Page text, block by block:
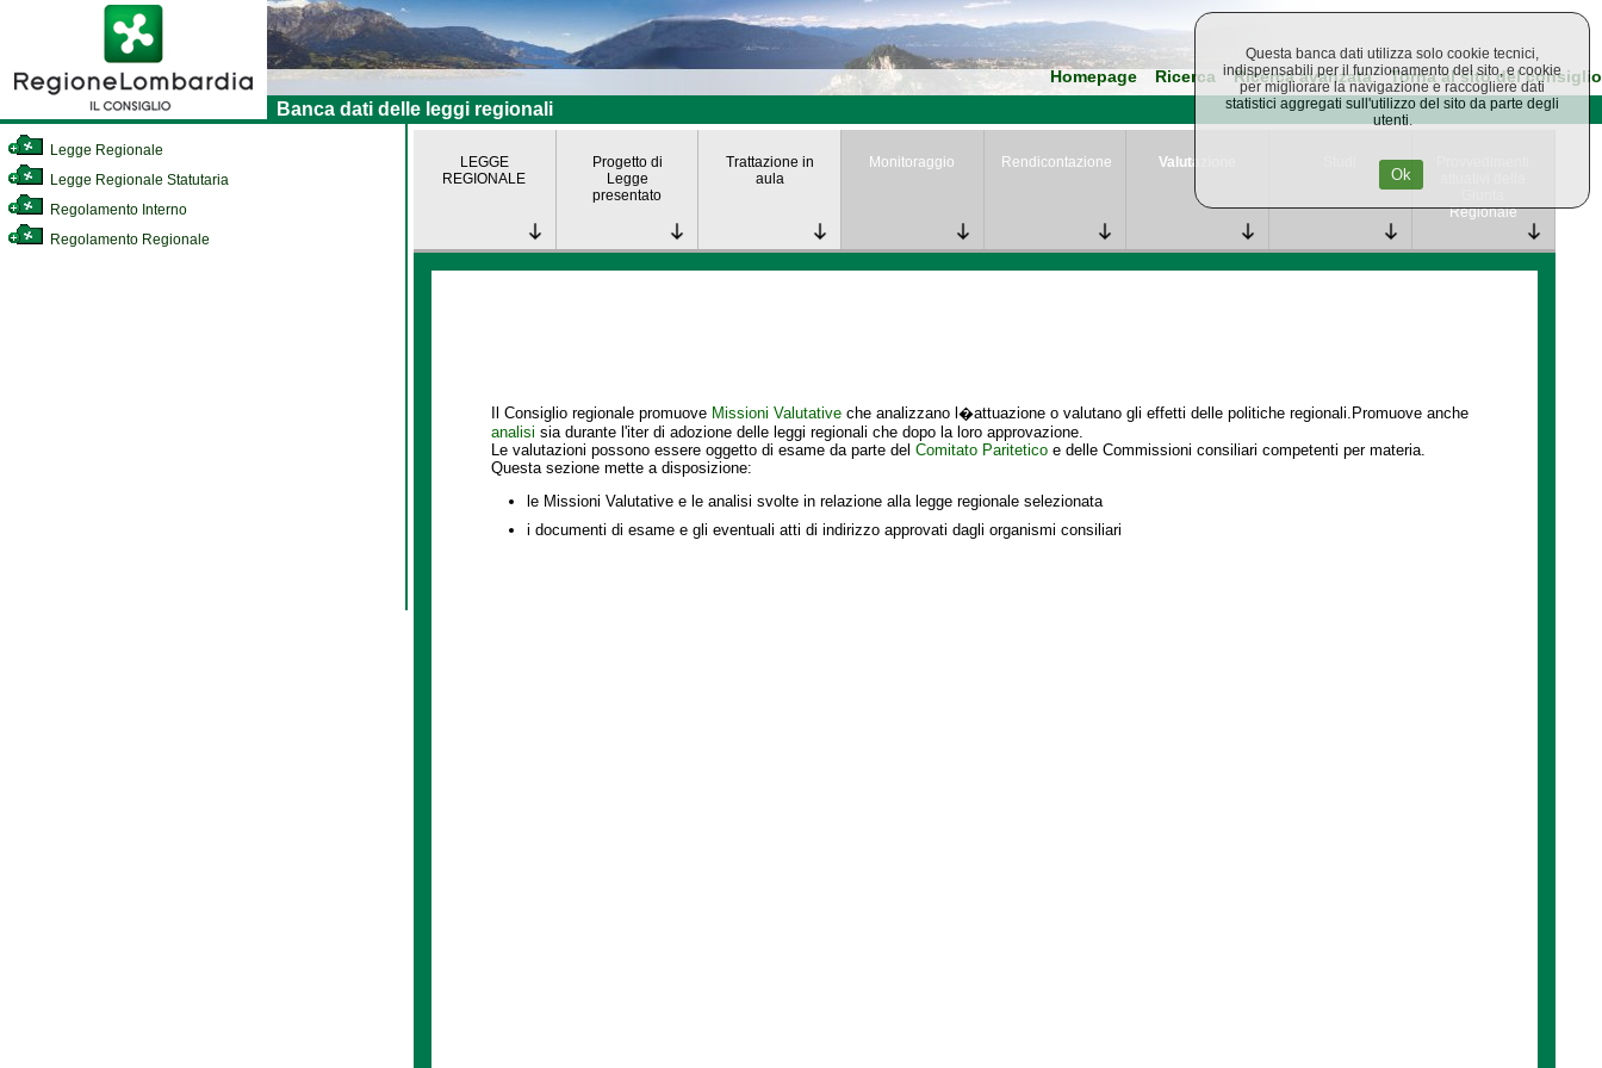
Homepage Ricerca Ricerca avanzata Torna al sito del consiglio
Banca dati delle leggi regionali
Legge Regionale
Legge Regionale Statutaria
Regolamento Interno
Regolamento Regionale
LEGGE
REGIONALE
Progetto di
Legge
presentato
Trattazione in
aula
Monitoraggio Rendicontazione Valutazione
Regionale
Il Consiglio regionale promuove Missioni Valutative che analizzano l�attuazione o valutano gli effetti delle politiche regionali.Promuove anche
analisi sia durante l'iter di adozione delle leggi regionali che dopo la loro approvazione.
Le valutazioni possono essere oggetto di esame da parte del Comitato Paritetico e delle Commissioni consiliari competenti per materia.
Questa sezione mette a disposizione:
le Missioni Valutative e le analisi svolte in relazione alla legge regionale selezionata
i documenti di esame e gli eventuali atti di indirizzo approvati dagli organismi consiliari
Questa banca dati utilizza solo cookie tecnici,
indispensabili per il funzionamento del sito, e cookie
per migliorare la navigazione e raccogliere dati
statistici aggregati sull'utilizzo del sito da parte degli
utenti.
Ok